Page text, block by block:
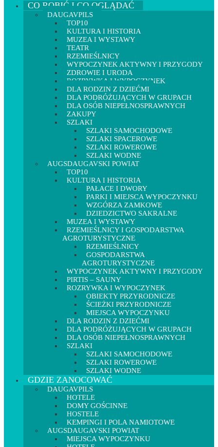
CO ROBIĆ I CO OGLĄDAĆ
DAUGAVPILS
TOP10
KULTURA I HISTORIA
MUZEA I WYSTAWY
TEATR
RZEMIEŚLNICY
WYPOCZYNEK AKTYWNY I PRZYGODY
ZDROWIE I URODA
ROZRYWKA I WYPOCZYNEK
DLA RODZIN Z DZIEĆMI
DLA PODRÓŻUJĄCYCH W GRUPACH
DLA OSÓB NIEPEŁNOSPRAWNYCH
ZAKUPY
SZLAKI
SZLAKI SAMOCHODOWE
SZLAKI SPACEROWE
SZLAKI ROWEROWE
SZLAKI WODNE
AUGSDAUGAVSKI POWIAT
TOP10
KULTURA I HISTORIA
PAŁACE I DWORY
PARKI I MIEJSCA WYPOCZYNKU
WZGÓRZA ZAMKOWE
DZIEDZICTWO SAKRALNE
MUZEA I WYSTAWY
RZEMIEŚLNICY I GOSPODARSTWA
AGROTURYSTYCZNE
RZEMIEŚLNICY
GOSPODARSTWA
AGROTURYSTYCZNE
WYPOCZYNEK AKTYWNY I PRZYGODY
PIRTIS – SAUNY
ROZRYWKA I WYPOCZYNEK
OBIEKTY PRZYRODNICZE
ŚCIEŻKI PRZYRODNICZE
MIEJSCA WYPOCZYNKU
DLA RODZIN Z DZIEĆMI
DLA PODRÓŻUJĄCYCH W GRUPACH
DLA OSÓB NIEPEŁNOSPRAWNYCH
SZLAKI
SZLAKI SAMOCHODOWE
SZLAKI ROWEROWE
SZLAKI WODNE
GDZIE ZANOCOWAĆ
DAUGAVPILS
HOTELE
DOMY GOŚCINNE
HOSTELE
KEMPINGI I POLA NAMIOTOWE
AUGSDAUGAVSKI POWIAT
MIEJSCA WYPOCZYNKU